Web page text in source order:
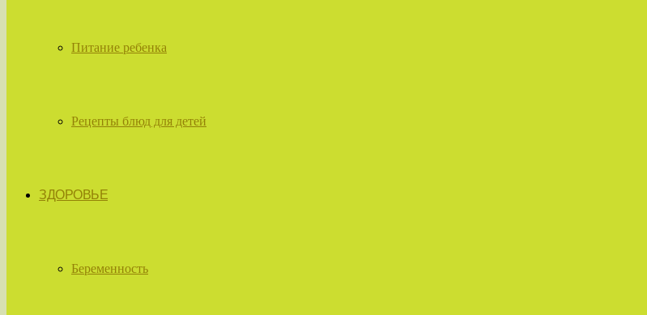
Питание ребенка
Рецепты блюд для детей
ЗДОРОВЬЕ
Беременность